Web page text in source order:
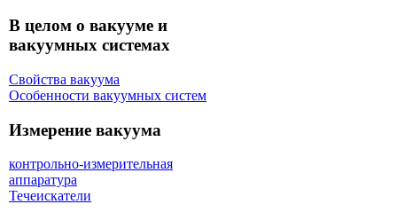
В целом о вакууме и
вакуумных системах
Свойства вакуума
Особенности вакуумных систем
Измерение вакуума
контрольно-измерительная
аппаратура
Течеискатели